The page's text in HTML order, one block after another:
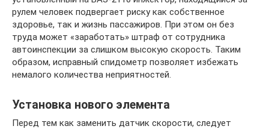
рулем человек подвергает риску как собственное
здоровье, так и жизнь пассажиров. При этом он без
труда может «заработать» штраф от сотрудника
автоинспекции за слишком высокую скорость. Таким
образом, исправный спидометр позволяет избежать
немалого количества неприятностей.
Установка нового элемента
Перед тем как заменить датчик скорости, следует